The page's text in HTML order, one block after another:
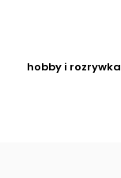
hobby i rozrywka